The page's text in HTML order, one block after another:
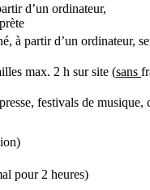
d’un ordinateur,
à partir d’un ordinateur,
max. 2 h sur site (sans
festivals de
pour 2 heures)